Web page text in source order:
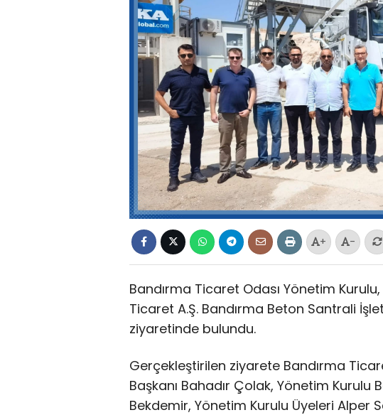
+ -
Bandırma Ticaret Odası Yönetim
Ticaret A.Ş. Bandırma Beton Santrali
ziyaretinde bulundu.
Gerçekleştirilen ziyarete Bandırma
Başkanı Bahadır Çolak, Yönetim Kurulu
Bekdemir, Yönetim Kurulu Üyeleri Alper